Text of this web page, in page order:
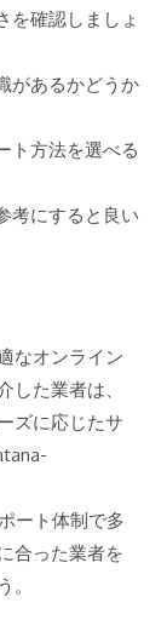
を確認しましょ
があるかどうか
ト方法を選べる
考にすると良い
なオンライン
した業者は、
ズに応じたサ
ート体制で多
合った業者を
。